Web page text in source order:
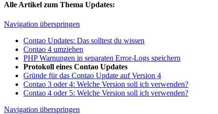
Alle Artikel zum Thema Updates:
Navigation überspringen
Contao Updates: Das solltest du wissen
Contao 4 umziehen
PHP Warnungen in separaten Error-Logs speichern
Protokoll eines Contao Updates
Gründe für das Contao Update auf Version 4
Contao 3 oder 4: Welche Version soll ich verwenden?
Contao 4 oder 5: Welche Version soll ich verwenden?
Navigation überspringen